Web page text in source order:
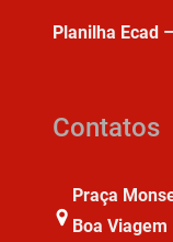
Planilha Ecad
Contatos
Praça
Boa Viagem